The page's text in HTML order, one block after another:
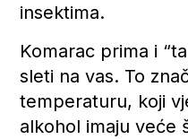
insektima.
Komarac prima i
sleti na vas. To
temperaturu, koji
alkohol imaju veće